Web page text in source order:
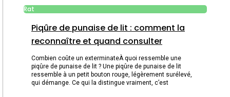
Rat
Piqûre de punaise de lit : comment la
reconnaître et quand consulter
Combien coûte un exterminateÀ quoi ressemble une
piqûre de punaise de lit ? Une piqûre de punaise de lit
ressemble à un petit bouton rouge, légèrement surélevé,
qui démange. Ce qui la distingue vraiment, c’est